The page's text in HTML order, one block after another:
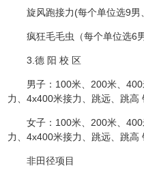
旋风跑接力(每个单位选9男
疯狂毛毛虫（每个单位选6
3.德 阳 校 区
男子：100米、200米、
力、4x400米接力、跳远、跳高
女子：100米、200米、
力、4x400米接力、跳远、跳高
非田径项目